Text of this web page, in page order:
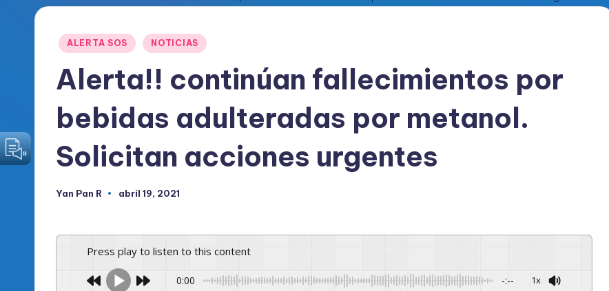
O
fi
Publicado
ALERTA SOS NOTICIAS
Alerta!! continúan fallecimientos por
bebidas adulteradas por metanol.
Solicitan acciones urgentes
Publicado
Yan Pan R abril 19, 2021
Press play to listen to this content
0:00 -:-- 1x